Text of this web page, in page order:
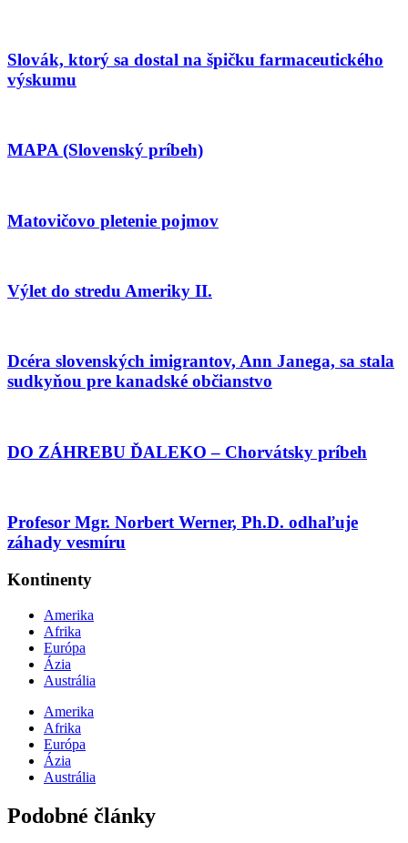
Slovák, ktorý sa dostal na špičku farmaceutického
výskumu
MAPA (Slovenský príbeh)
Matovičovo pletenie pojmov
Výlet do stredu Ameriky II.
Dcéra slovenských imigrantov, Ann Janega, sa stala
sudkyňou pre kanadské občianstvo
DO ZÁHREBU ĎALEKO – Chorvátsky príbeh
Profesor Mgr. Norbert Werner, Ph.D. odhaľuje
záhady vesmíru
Kontinenty
Amerika
Afrika
Európa
Ázia
Austrália
Amerika
Afrika
Európa
Ázia
Austrália
Podobné články